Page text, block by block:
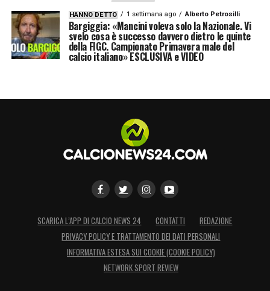
HANNO DETTO 1 settimana ago Alberto Petrosilli
Bargiggia: «Mancini voleva solo la Nazionale. Vi
svelo cosa è successo davvero dietro le quinte
della FIGC. Campionato Primavera male del
calcio italiano» ESCLUSIVA e VIDEO
SCARICA L’APP DI CALCIO NEWS 24 CONTATTI
REDAZIONE
PRIVACY POLICY E TRATTAMENTO DEI DATI PERSONALI
INFORMATIVA ESTESA SUI COOKIE (COOKIE POLICY)
NETWORK SPORT REVIEW